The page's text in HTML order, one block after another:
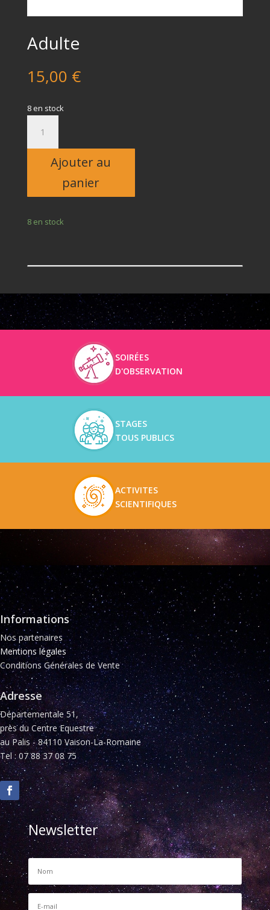
Adulte
15,00 €
8 en stock
Adulte
Ajouter au
panier
8 en stock
SOIRÉES
D'OBSERVATION
STAGES
TOUS PUBLICS
ACTIVITES
SCIENTIFIQUES
Informations
Nos partenaires
Mentions légales
Conditions Générales de Vente
Adresse
Départementale 51,
près du Centre Equestre
au Palis - 84110 Vaison-La-Romaine
Tel : 07 88 37 08 75
Newsletter